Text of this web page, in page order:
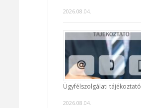
2026.08.04.
Ügyfélszolgálati tájékoztató
2026.08.04.